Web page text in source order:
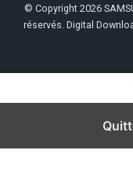
© Copyright 2026
réservés. Digital